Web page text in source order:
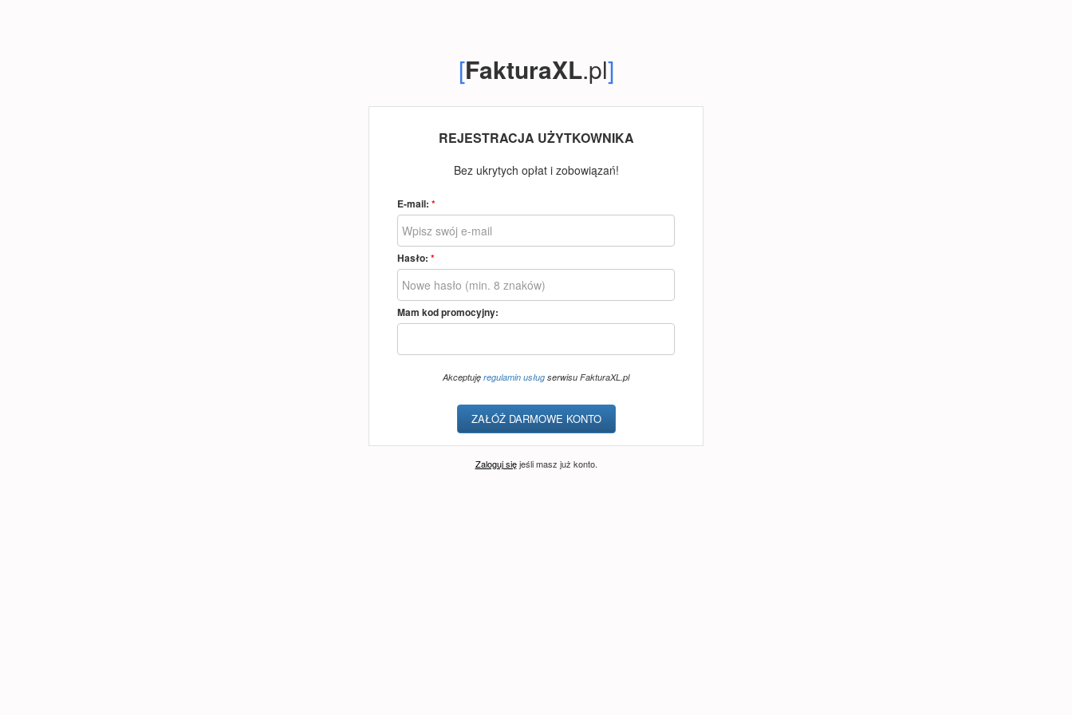
[FakturaXL.pl]
REJESTRACJA UŻYTKOWNIKA
Bez ukrytych opłat i zobowiązań!
E-mail: *
Hasło: *
Mam kod promocyjny:
Akceptuję regulamin usług serwisu FakturaXL.pl
Zaloguj sięjeśli masz już konto.